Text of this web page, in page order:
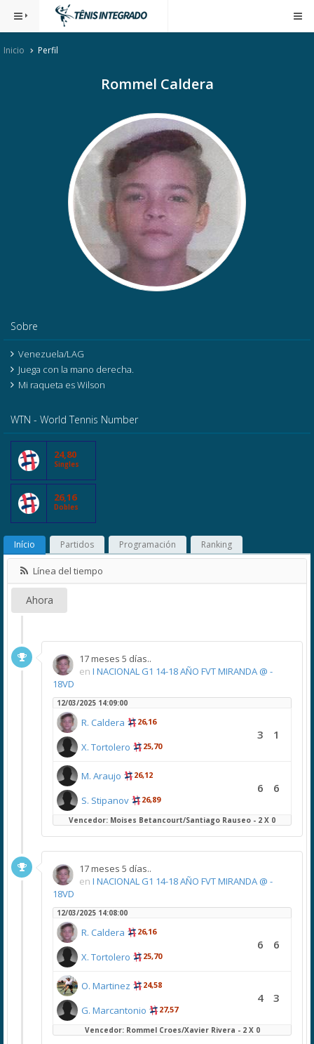
Inicio Perfil
Rommel Caldera
Sobre
Venezuela/LAG
Juega con la mano derecha.
Mi raqueta es Wilson
WTN - World Tennis Number
24,80
Singles
26,16
Dobles
Início Partidos Programación Ranking
Línea del tiempo
Ahora
17 meses 5 días..
en I NACIONAL G1 14-18 AÑO FVT MIRANDA @ -
18VD
12/03/2025 14:09:00
R. Caldera 26,16
X. Tortolero 25,70
3 1
M. Araujo 26,12
S. Stipanov 26,89
6 6
Vencedor: Moises Betancourt/Santiago Rauseo - 2 X 0
17 meses 5 días..
en I NACIONAL G1 14-18 AÑO FVT MIRANDA @ -
18VD
12/03/2025 14:08:00
R. Caldera 26,16
X. Tortolero 25,70
6 6
O. Martinez 24,58
G. Marcantonio 27,57
4 3
Vencedor: Rommel Croes/Xavier Rivera - 2 X 0